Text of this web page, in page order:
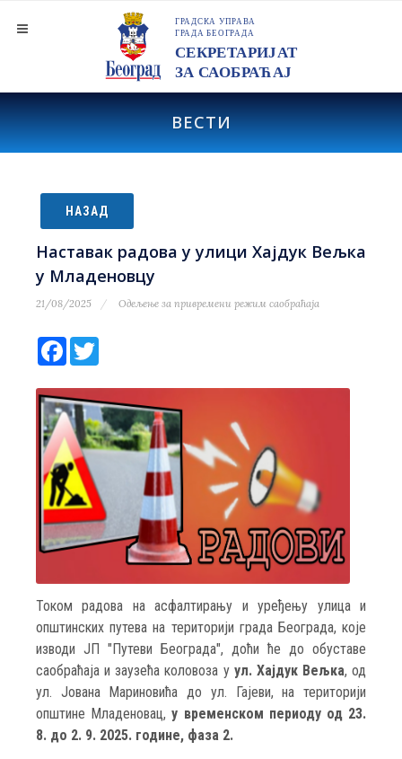
ВЕСТИ
НАЗАД
Наставак радова у улици Хајдук Вељка
у Младеновцу
21/08/2025 Одељење за привремени режим саобраћаја
Facebook
Током радова на асфалтирању и уређењу улица и
општинских путева на територији града Београда, које
изводи ЈП "Путеви Београда", доћи ће до обуставе
саобраћаја и заузећа коловоза у ул. Хајдук Вељка, од
ул. Јована Мариновића до ул. Гајеви, на територији
општине Младеновац,у временском периоду од 23.
8. до 2. 9. 2025. године, фаза 2.